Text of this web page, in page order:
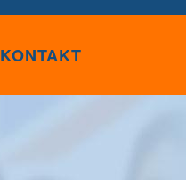
KONTAKT